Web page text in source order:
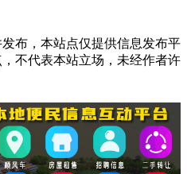
布，本站点仅提供信息发布平
不代表本站立场，未经作者许